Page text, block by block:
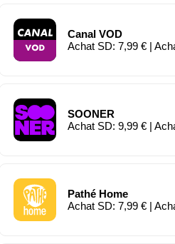
Canal VOD
Achat SD: 7,99 € |
SOONER
Achat SD: 9,99 € |
Pathé Home
Achat SD: 7,99 € |